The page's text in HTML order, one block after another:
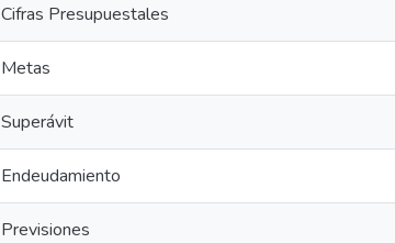
Cifras Presupuestales
Metas
Superávit
Endeudamiento
Previsiones